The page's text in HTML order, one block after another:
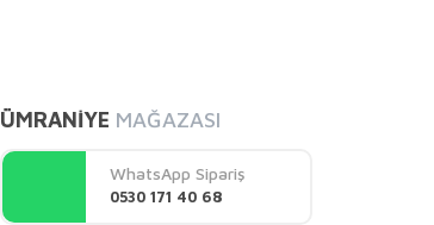
ÜMRANİYE MAĞAZASI
WhatsApp Sipariş
0530 171 40 68